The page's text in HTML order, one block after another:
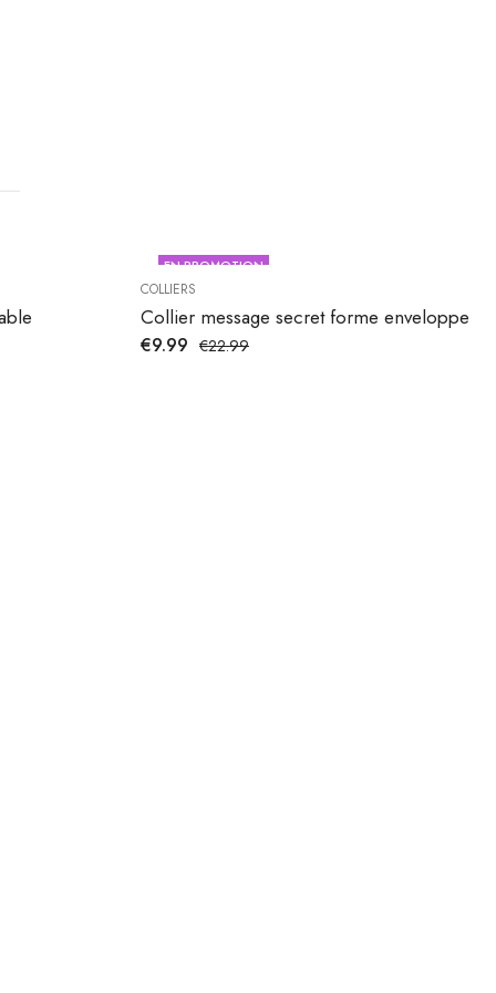
EN PROMOTION
COLLIERS
Collier message secret forme enveloppe
€9.99 €22.99